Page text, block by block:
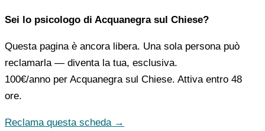
Sei lo psicologo di Acquanegra sul Chiese?
Questa pagina è ancora libera. Una sola persona può
reclamarla — diventa la tua, esclusiva.
100€/anno per Acquanegra sul Chiese. Attiva entro 48
ore.
Reclama questa scheda →